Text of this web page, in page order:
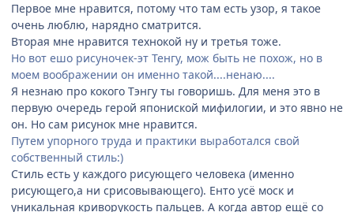
Первое мне нравится, потому что там есть узор, я такое
очень люблю, нарядно сматрится.
Вторая мне нравится технокой ну и третья тоже.
Но вот ешо рисуночек-эт Тенгу, мож быть не похож, но в
моем воображении он именно такой....ненаю....
Я незнаю про кокого Тэнгу ты говоришь. Для меня это в
первую очередь герой япониской мифилогии, и это явно не
он. Но сам рисунок мне нравится.
Путем упорного труда и практики выработался свой
собственный стиль:)
Стиль есть у каждого рисующего человека (именно
рисующего,а ни срисовывающего). Енто усё моск и
уникальная криворукость пальцев. А когда автор ещё со